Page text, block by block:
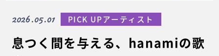
息つく間を与える、hanamiの歌
2026.05.01 PICK UPアーティスト